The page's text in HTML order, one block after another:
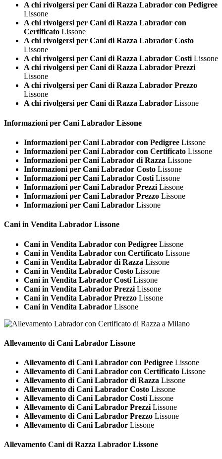
A chi rivolgersi per Cani di Razza Labrador con Pedigree
Lissone
A chi rivolgersi per Cani di Razza Labrador con
Certificato Lissone
A chi rivolgersi per Cani di Razza Labrador Costo
Lissone
A chi rivolgersi per Cani di Razza Labrador CostiLissone
A chi rivolgersi per Cani di Razza Labrador Prezzi
Lissone
A chi rivolgersi per Cani di Razza Labrador Prezzo
Lissone
A chi rivolgersi per Cani di Razza Labrador Lissone
Informazioni per Cani Labrador Lissone
Informazioni per Cani Labrador con Pedigree Lissone
Informazioni per Cani Labrador con Certificato Lissone
Informazioni per Cani Labrador di Razza Lissone
Informazioni per Cani Labrador Costo Lissone
Informazioni per Cani Labrador Costi Lissone
Informazioni per Cani Labrador Prezzi Lissone
Informazioni per Cani Labrador Prezzo Lissone
Informazioni per Cani Labrador Lissone
Cani in Vendita Labrador Lissone
Cani in Vendita Labrador con Pedigree Lissone
Cani in Vendita Labrador con Certificato Lissone
Cani in Vendita Labrador di Razza Lissone
Cani in Vendita Labrador Costo Lissone
Cani in Vendita Labrador Costi Lissone
Cani in Vendita Labrador Prezzi Lissone
Cani in Vendita Labrador Prezzo Lissone
Cani in Vendita Labrador Lissone
Allevamento di Cani Labrador Lissone
Allevamento di Cani Labrador con Pedigree Lissone
Allevamento di Cani Labrador con Certificato Lissone
Allevamento di Cani Labrador di Razza Lissone
Allevamento di Cani Labrador Costo Lissone
Allevamento di Cani Labrador Costi Lissone
Allevamento di Cani Labrador Prezzi Lissone
Allevamento di Cani Labrador Prezzo Lissone
Allevamento di Cani Labrador Lissone
Allevamento Cani di Razza Labrador Lissone